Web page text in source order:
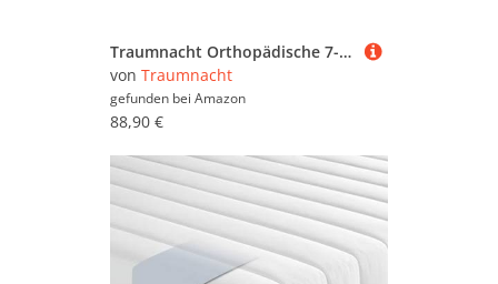
Traumnacht Orthopädische 7-Zonen Kaltschaummatratze, Härtegrad H4 (fest) für Personen bis 150 kg geeignet, Öko-Tex zertifiziert, 90 x 200 cm, Höhe 16 cm, produziert nach deutschem Qualitätsstandard
von Traumnacht
gefunden bei Amazon
88,90 €